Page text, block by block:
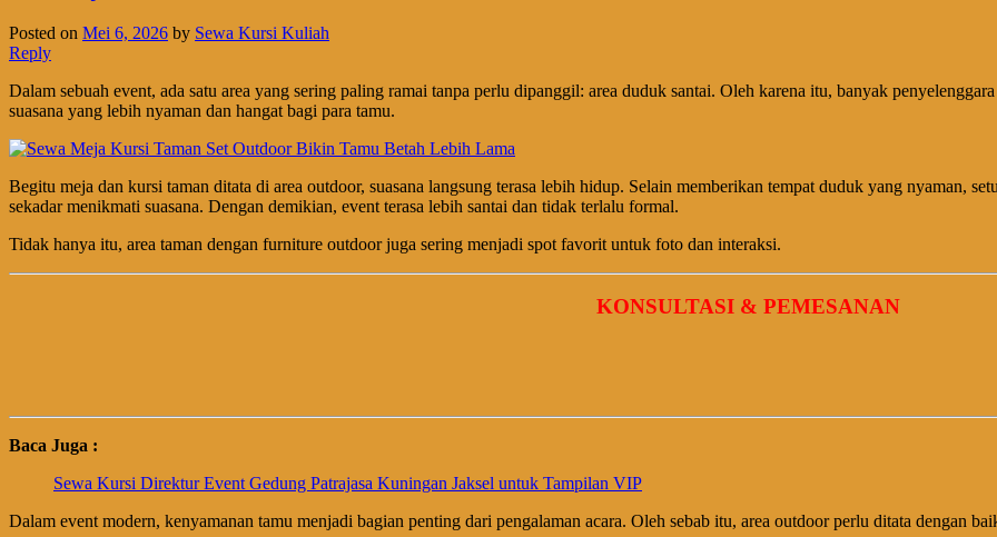
Posted on Mei 6, 2026 by Sewa Kursi Kuliah
Reply
Dalam sebuah event, ada satu area yang sering paling ramai tanpa perlu dipanggil: area duduk santai. Oleh karena itu, banyak
suasana yang lebih nyaman dan hangat bagi para tamu.
Begitu meja dan kursi taman ditata di area outdoor, suasana langsung terasa lebih hidup. Selain memberikan tempat duduk yang nyaman,
sekadar menikmati suasana. Dengan demikian, event terasa lebih santai dan tidak terlalu formal.
Tidak hanya itu, area taman dengan furniture outdoor juga sering menjadi spot favorit untuk foto dan interaksi.
KONSULTASI & PEMESANAN
Baca Juga :
Sewa Kursi Direktur Event Gedung Patrajasa Kuningan Jaksel untuk Tampilan VIP
Dalam event modern, kenyamanan tamu menjadi bagian penting dari pengalaman acara. Oleh sebab itu, area outdoor perlu ditata dengan